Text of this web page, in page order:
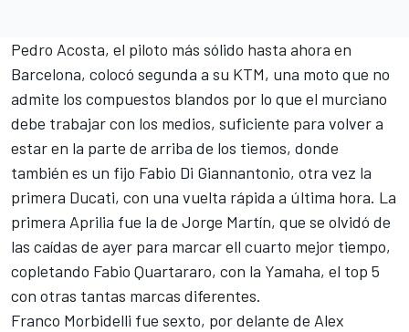
Pedro Acosta, el piloto más sólido hasta ahora en
Barcelona, colocó segunda a su KTM, una moto que no
admite los compuestos blandos por lo que el murciano
debe trabajar con los medios, suficiente para volver a
estar en la parte de arriba de los tiemos, donde
también es un fijo Fabio Di Giannantonio, otra vez la
primera Ducati, con una vuelta rápida a última hora. La
primera Aprilia fue la de Jorge Martín, que se olvidó de
las caídas de ayer para marcar ell cuarto mejor tiempo,
copletando Fabio Quartararo, con la Yamaha, el top 5
con otras tantas marcas diferentes.
Franco Morbidelli fue sexto, por delante de Alex